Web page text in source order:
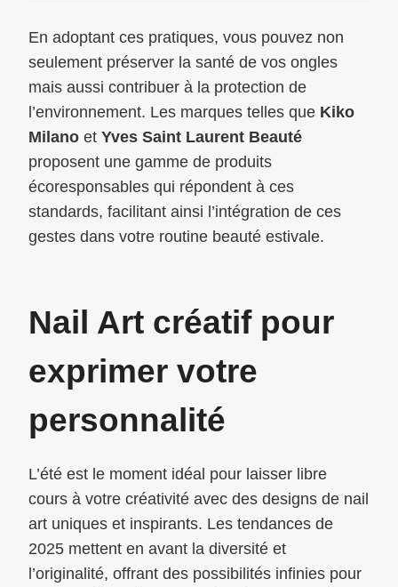
En adoptant ces pratiques, vous pouvez non
seulement préserver la santé de vos ongles
mais aussi contribuer à la protection de
l’environnement. Les marques telles que Kiko
Milano et Yves Saint Laurent Beauté
proposent une gamme de produits
écoresponsables qui répondent à ces
standards, facilitant ainsi l’intégration de ces
gestes dans votre routine beauté estivale.
Nail Art créatif pour
exprimer votre
personnalité
L’été est le moment idéal pour laisser libre
cours à votre créativité avec des designs de nail
art uniques et inspirants. Les tendances de
2025 mettent en avant la diversité et
l’originalité, offrant des possibilités infinies pour